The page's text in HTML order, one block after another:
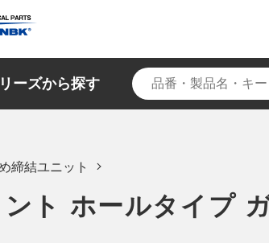
ーズから探す
締結ユニット
ト ホールタイプ